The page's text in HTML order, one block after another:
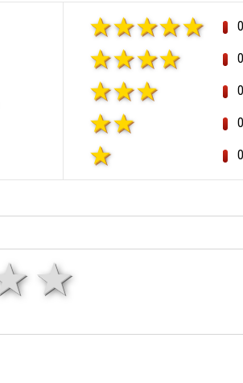
4 hviezdy
hviezdy